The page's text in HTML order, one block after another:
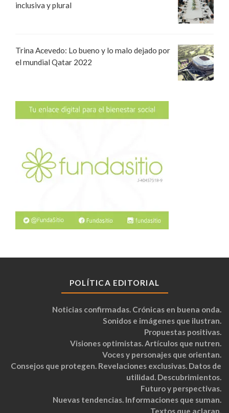
inclusiva y plural
Trina Acevedo: Lo bueno y lo malo dejado por
el mundial Qatar 2022
POLÍTICA EDITORIAL
Noticias confirmadas. Crónicas en buena onda.
Sonidos e imágenes que ilustran.
Propuestas positivas.
Visiones optimistas. Artículos que nutren.
Voces y personajes que orientan.
Consejos que protegen. Revelaciones exclusivas. Datos de
utilidad. Descubrimientos.
Futuro y perspectivas.
Nuevas tendencias. Informaciones que suman.
Textos que aclaran.